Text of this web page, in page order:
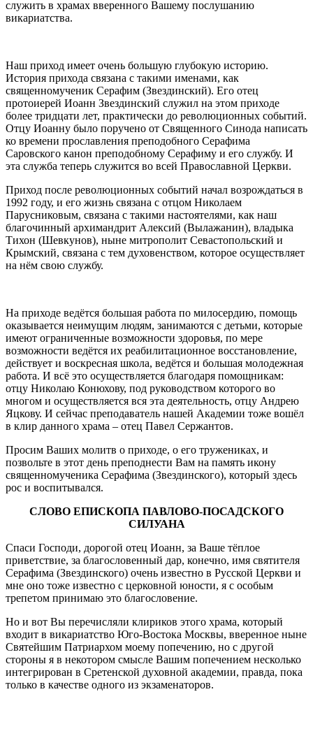
служить в храмах вверенного Вашему послушанию
викариатства.
Наш приход имеет очень большую глубокую историю.
История прихода связана с такими именами, как
священномученик Серафим (Звездинский). Его отец
протоиерей Иоанн Звездинский служил на этом приходе
более тридцати лет, практически до революционных событий.
Отцу Иоанну было поручено от Священного Синода написать
ко времени прославления преподобного Серафима
Саровского канон преподобному Серафиму и его службу. И
эта служба теперь служится во всей Православной Церкви.
Приход после революционных событий начал возрождаться в
1992 году, и его жизнь связана с отцом Николаем
Парусниковым, связана с такими настоятелями, как наш
благочинный архимандрит Алексий (Вылажанин), владыка
Тихон (Шевкунов), ныне митрополит Севастопольский и
Крымский, связана с тем духовенством, которое осуществляет
на нём свою службу.
На приходе ведётся большая работа по милосердию, помощь
оказывается неимущим людям, занимаются с детьми, которые
имеют ограниченные возможности здоровья, по мере
возможности ведётся их реабилитационное восстановление,
действует и воскресная школа, ведётся и большая молодежная
работа. И всё это осуществляется благодаря помощникам:
отцу Николаю Конюхову, под руководством которого во
многом и осуществляется вся эта деятельность, отцу Андрею
Яцкову. И сейчас преподаватель нашей Академии тоже вошёл
в клир данного храма – отец Павел Сержантов.
Просим Ваших молитв о приходе, о его тружениках, и
позвольте в этот день преподнести Вам на память икону
священномученика Серафима (Звездинского), который здесь
рос и воспитывался.
СЛОВО ЕПИСКОПА ПАВЛОВО-ПОСАДСКОГО
СИЛУАНА
Спаси Господи, дорогой отец Иоанн, за Ваше тёплое
приветствие, за благословенный дар, конечно, имя святителя
Серафима (Звездинского) очень известно в Русской Церкви и
мне оно тоже известно с церковной юности, я с особым
трепетом принимаю это благословение.
Но и вот Вы перечисляли клириков этого храма, который
входит в викариатство Юго-Востока Москвы, вверенное ныне
Святейшим Патриархом моему попечению, но с другой
стороны я в некотором смысле Вашим попечением несколько
интегрирован в Сретенской духовной академии, правда, пока
только в качестве одного из экзаменаторов.